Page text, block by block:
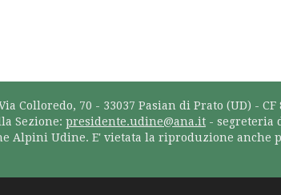
Colloredo, 70 - 33037 Pasian di Prato (UD) - CF
Sezione: presidente.udine@ana.it - segreteria
Alpini Udine. E' vietata la riproduzione anche